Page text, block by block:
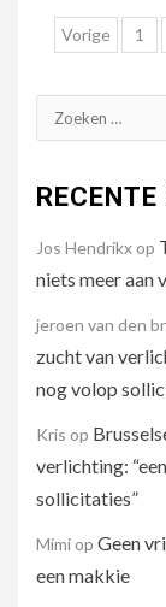
Vorige 1
Zoeken
naar:
Jos Hendrikx op
niets meer aan
jeroen van den
zucht van
nog volop
Kris op
verlichting:
sollicitaties”
Mimi op Geen
een makkie